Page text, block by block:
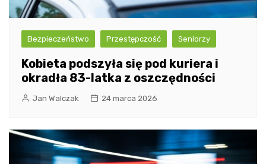
Bezpieczeństwo Przestępczość Seniorzy
Kobieta podszyła się pod kuriera i
okradła 83-latka z oszczędności
Jan Walczak 24 marca 2026